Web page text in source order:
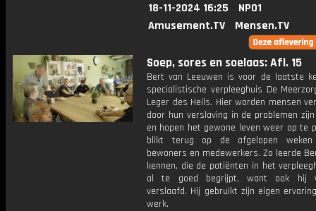
18-11-2024 16:25
NPO1
Amusement.TV
Mensen.TV
Soep, sores en soelaas: Afl. 15
Bert van Leeuwen is voor de laatste
specialistische verpleeghuis De
Leger des Heils. Hier worden mensen
door hun verslaving in de problemen
en hopen het gewone leven weer op te
blikt terug op de afgelopen
bewoners en medewerkers. Zo leerde
kennen, die de patiënten in het
al te goed begrijpt, want ook hij
verslaafd. Hij gebruikt zijn eigen
werk.